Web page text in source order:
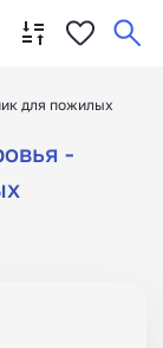
для пожилых
-